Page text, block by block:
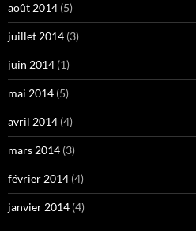
août 2014 (5)
juillet 2014 (3)
juin 2014 (1)
mai 2014 (5)
avril 2014 (4)
mars 2014 (3)
février 2014 (4)
janvier 2014 (4)